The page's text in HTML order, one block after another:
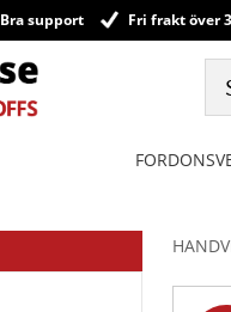
Bra support Fri frakt över